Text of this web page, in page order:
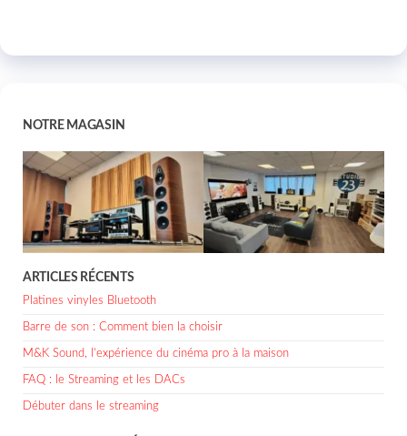
NOTRE MAGASIN
ARTICLES RÉCENTS
Platines vinyles Bluetooth
Barre de son : Comment bien la choisir
M&K Sound, l’expérience du cinéma pro à la maison
FAQ : le Streaming et les DACs
Débuter dans le streaming